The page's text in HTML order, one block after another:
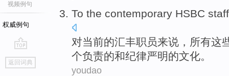
视频例句
权威例句
go
top
返回词典
To the contemporary HSBC
对当前的汇丰职员来说， 所有这
个负责的和纪律严明的文化。
youdao